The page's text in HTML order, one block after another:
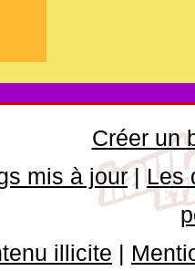
Créer un
mis à jour|Les
illicite |